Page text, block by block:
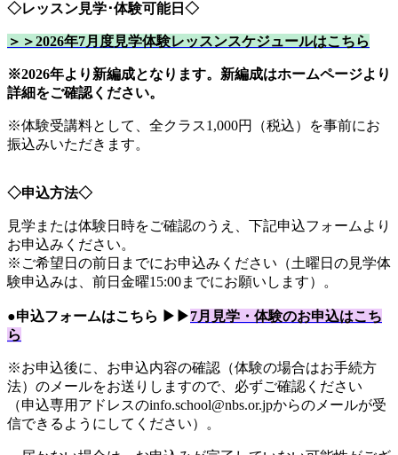
◇レッスン見学･体験可能日◇
＞＞2026年7月度見学体験レッスンスケジュールはこちら
※2026年より新編成となります。新編成はホームページより
詳細をご確認ください。
※体験受講料として、全クラス1,000円（税込）を事前にお
振込みいただきます。
◇申込方法◇
見学または体験日時をご確認のうえ、下記申込フォームより
お申込みください。
※ご希望日の前日までにお申込みください（土曜日の見学体
験申込みは、前日金曜15:00までにお願いします）。
●申込フォームはこちら ▶▶7月見学・体験のお申込はこち
ら
※お申込後に、お申込内容の確認（体験の場合はお手続方
法）のメールをお送りしますので、必ずご確認ください
（申込専用アドレスのinfo.school@nbs.or.jpからのメールが受
信できるようにしてください）。